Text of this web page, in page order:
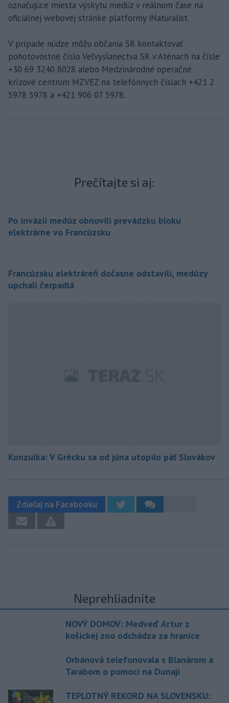
označujúce miesta výskytu medúz v reálnom čase na
oficiálnej webovej stránke platformy iNaturalist.
V prípade núdze môžu občania SR kontaktovať
pohotovostné číslo Veľvyslanectva SR v Aténach na čísle
+30 69 3240 8028 alebo Medzinárodné operačné
krízové centrum MZVEZ na telefónnych číslach +421 2
5978 5978 a +421 906 07 5978.
Prečítajte si aj:
Po invázii medúz obnovili prevádzku bloku
elektrárne vo Francúzsku
Francúzsku elektráreň dočasne odstavili, medúzy
upchali čerpadlá
Konzulka: V Grécku sa od júna utopilo päť Slovákov
Zdieľaj na Facebooku
Neprehliadnite
NOVÝ DOMOV: Medveď Artur z
košickej zoo odchádza za hranice
Orbánová telefonovala s Blanárom a
Tarabom o pomoci na Dunaji
TEPLOTNÝ REKORD NA SLOVENSKU: